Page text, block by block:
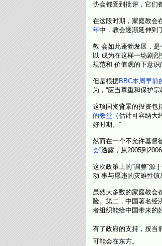
协会都受到批评，它们
在这段时期，家庭教会
年中，教会逐渐延伸到
教 会如此蓬勃发展，是
以 成为在这样一场剧
规范和 价值观的下意
但是根据BBC本周早前
为，“应当尊重和保护宗
这项国资背景的投资包
的教堂（估计可容纳大
好时期。”
然而在一个不允许基督
会”透露，从2005到
这次政策上的“调整”源
动”事与愿违的灾难性
虽然大多数的家庭教会
险。第二，中国著名经
者组织能给中国带来的
有了政府的支持，按当
可能会在东方。